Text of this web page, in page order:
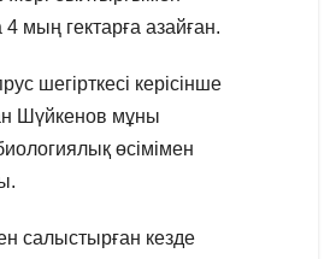
мың гектарға азайған.
шегірткесі керісінше
Шүйкенов мұны
өсімімен
салыстырған кезде